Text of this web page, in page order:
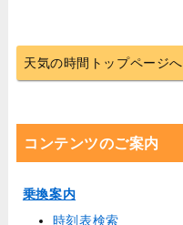
天気の時間トップページへ
コンテンツのご案内
乗換案内
時刻表検索